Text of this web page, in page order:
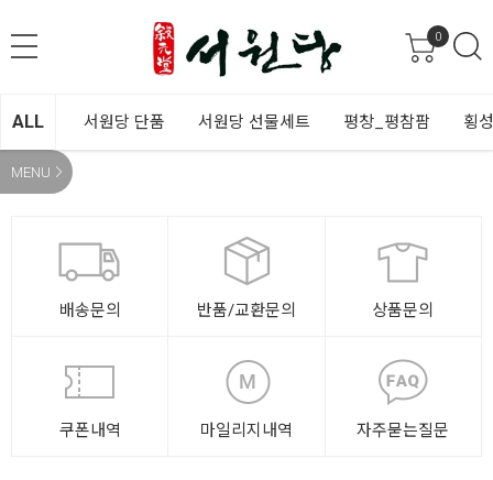
0
ALL 서원당 단품 서원당 선물세트 평창_평참팜 횡
MENU
배송문의 반품/교환문의 상품문의
쿠폰내역 마일리지내역 자주묻는질문